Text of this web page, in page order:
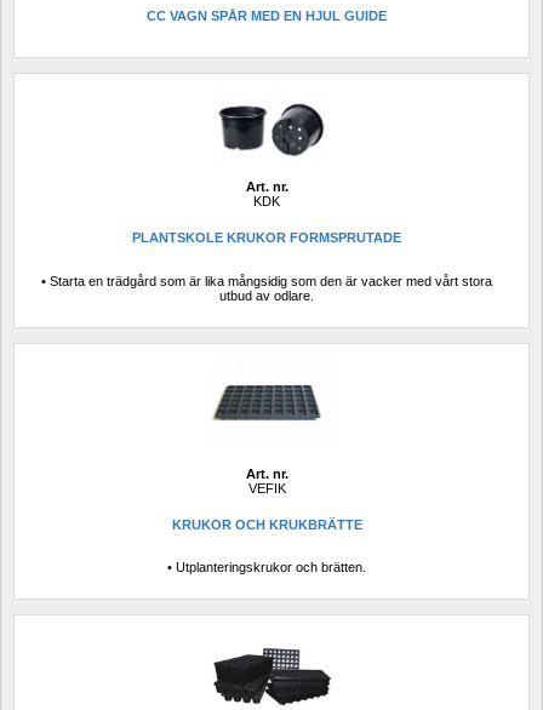
CC VAGN SPÅR MED EN HJUL GUIDE
Art. nr.
KDK
PLANTSKOLE KRUKOR FORMSPRUTADE
• Starta en trädgård som är lika mångsidig som den är vacker med vårt stora
utbud av odlare.
Art. nr.
VEFIK
KRUKOR OCH KRUKBRÄTTE
• Utplanteringskrukor och brätten.